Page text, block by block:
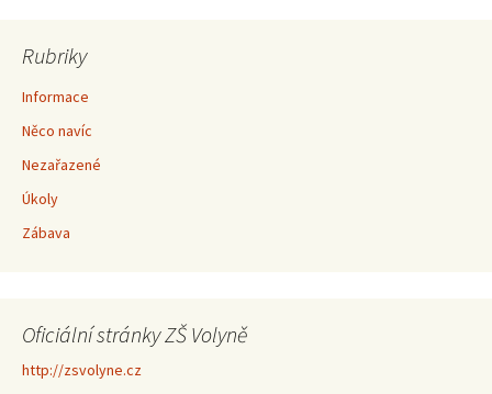
Rubriky
Informace
Něco navíc
Nezařazené
Úkoly
Zábava
Oficiální stránky ZŠ Volyně
http://zsvolyne.cz